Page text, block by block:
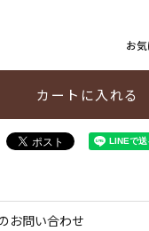
お
カートに入れる
お問い合わせ